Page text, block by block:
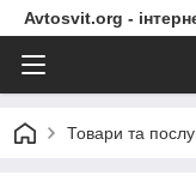
Avtosvit.org -
Товари та